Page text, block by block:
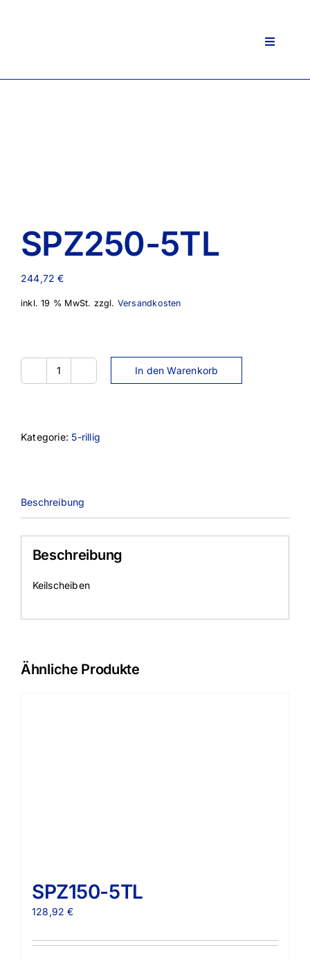
Toggle
SPZ250-5TL
244,72€
inkl. 19 % MwSt. zzgl. Versandkosten
SPZ250-
In den Warenkorb
Kategorie: 5-rillig
Beschreibung
Beschreibung
Keilscheiben
Ähnliche Produkte
SPZ150-5TL
128,92€